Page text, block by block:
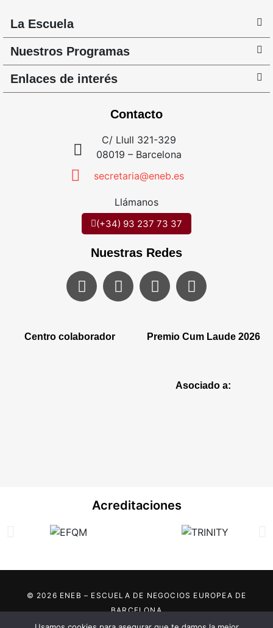
La Escuela
Nuestros Programas
Enlaces de interés
Contacto
C/ Llull 321-329
08019 – Barcelona
secretaria@eneb.es
Llámanos
(+34) 93 237 73 37
Nuestras Redes
Centro colaborador Premio Cum Laude 2026
Asociado a:
Acreditaciones
© 2026 ENEB – ESCUELA DE NEGOCIOS EUROPEA DE
BARCELONA